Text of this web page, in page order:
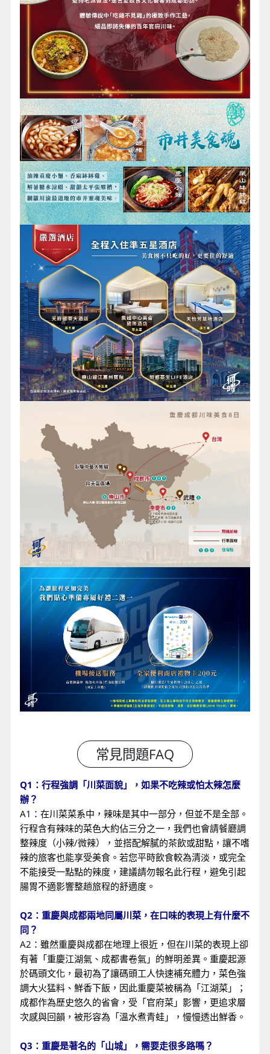
Q1：行程強調「川菜面貌」，如果不吃辣或怕太辣怎麼
辦？
A1：在川菜菜系中，辣味是其中一部分，但並不是全部。
行程含有辣味的菜色大約佔三分之一，我們也會請餐廳調
整辣度（小辣/微辣），並搭配解膩的茶飲或甜點，讓不嗜
辣的旅客也能享受美食。若您平時飲食較為清淡，或完全
不能接受一點點的辣度，建議請勿報名此行程，避免引起
腸胃不適影響整趟旅程的舒適度。
Q2：重慶與成都兩地同屬川菜，在口味的表現上有什麼不
同？
A2：雖然重慶與成都在地理上很近，但在川菜的表現上卻
有著「重慶江湖氣、成都書卷氣」的鮮明差異。重慶起源
於碼頭文化，最初為了讓碼頭工人快速補充體力，菜色強
調大火猛料、鮮香下飯，因此重慶菜被稱為「江湖菜」；
成都作為歷史悠久的省會，受「官府菜」影響，更追求層
次感與回韻，被形容為「溫水煮青蛙」，慢慢透出鮮香。
Q3：重慶是著名的「山城」，需要走很多路嗎？